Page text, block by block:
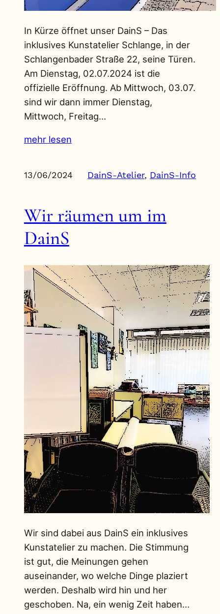
In Kürze öffnet unser DainS – Das
inklusives Kunstatelier Schlange, in der
Schlangenbader Straße 22, seine Türen.
Am Dienstag, 02.07.2024 ist die
offizielle Eröffnung. Ab Mittwoch, 03.07.
sind wir dann immer Dienstag,
Mittwoch, Freitag…
mehr lesen
13/06/2024 DainS-Atelier, DainS-Info
Wir räumen um im
DainS
Wir sind dabei aus DainS ein inklusives
Kunstatelier zu machen. Die Stimmung
ist gut, die Meinungen gehen
auseinander, wo welche Dinge plaziert
werden. Deshalb wird hin und her
geschoben. Na, ein wenig Zeit haben…